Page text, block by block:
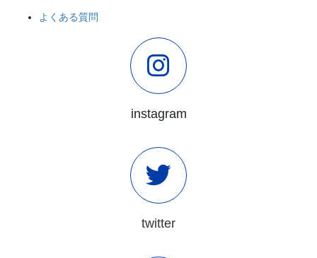
よくある質問
instagram
twitter